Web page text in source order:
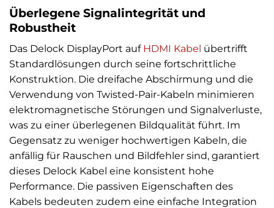
Überlegene Signalintegrität und
Robustheit
Das Delock DisplayPort auf HDMI Kabel übertrifft
Standardlösungen durch seine fortschrittliche
Konstruktion. Die dreifache Abschirmung und die
Verwendung von Twisted-Pair-Kabeln minimieren
elektromagnetische Störungen und Signalverluste,
was zu einer überlegenen Bildqualität führt. Im
Gegensatz zu weniger hochwertigen Kabeln, die
anfällig für Rauschen und Bildfehler sind, garantiert
dieses Delock Kabel eine konsistent hohe
Performance. Die passiven Eigenschaften des
Kabels bedeuten zudem eine einfache Integration